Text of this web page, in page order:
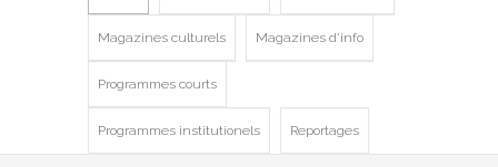
Magazines culturels Magazines d'info
Programmes courts
Programmes institutionels Reportages